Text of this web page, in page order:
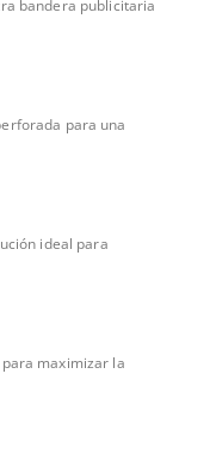
bandera publicitaria
para una
ideal para
maximizar la